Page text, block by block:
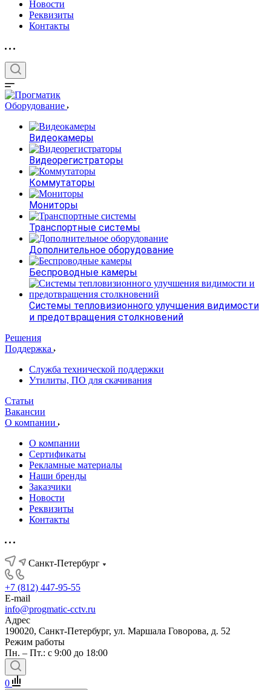
Новости
Реквизиты
Контакты
Оборудование
Видеокамеры
Видеорегистраторы
Коммутаторы
Мониторы
Транспортные системы
Дополнительное оборудование
Беспроводные камеры
Системы тепловизионного улучшения видимости
и предотвращения столкновений
Решения
Поддержка
Служба технической поддержки
Утилиты, ПО для скачивания
Статьи
Вакансии
О компании
О компании
Сертификаты
Рекламные материалы
Наши бренды
Заказчики
Новости
Реквизиты
Контакты
Санкт-Петербург
+7 (812) 447-95-55
E-mail
info@progmatic-cctv.ru
Адрес
190020, Санкт-Петербург, ул. Маршала Говорова, д. 52
Режим работы
Пн. – Пт.: с 9:00 до 18:00
0